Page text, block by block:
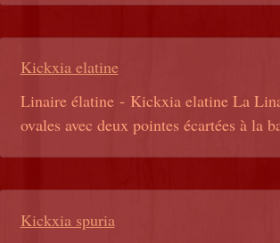
Kickxia elatine
Linaire élatine - Kickxia elatine La
ovales avec deux pointes écartées à la
Kickxia spuria